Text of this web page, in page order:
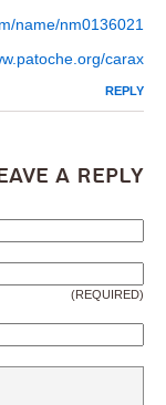
name/nm0136021/
carax/
REPLY
a Reply
(REQUIRED)